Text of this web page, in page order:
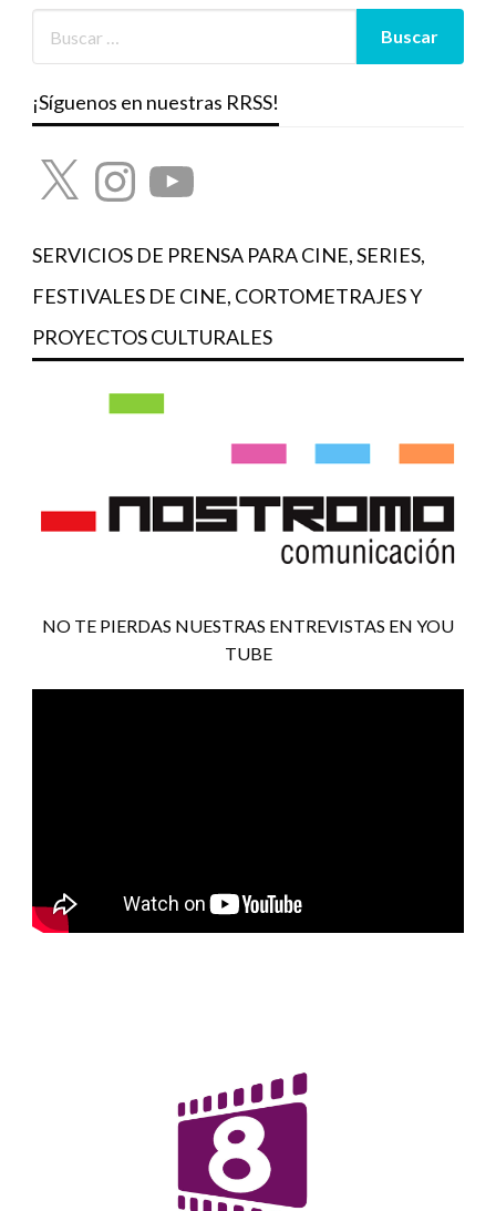
¡Síguenos en nuestras RRSS!
X InstagramYouTube
SERVICIOS DE PRENSA PARA CINE, SERIES,
FESTIVALES DE CINE, CORTOMETRAJES Y
PROYECTOS CULTURALES
NO TE PIERDAS NUESTRAS ENTREVISTAS EN YOU
TUBE